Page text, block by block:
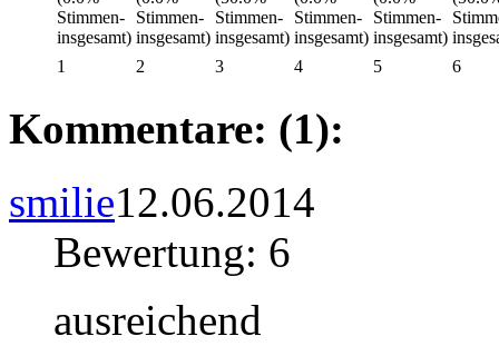
1 2 3 4 5 6
Kommentare: (1):
smilie12.06.2014
Bewertung: 6
ausreichend